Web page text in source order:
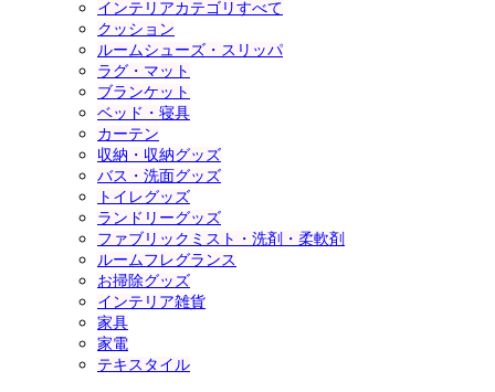
インテリアカテゴリすべて
クッション
ルームシューズ・スリッパ
ラグ・マット
ブランケット
ベッド・寝具
カーテン
収納・収納グッズ
バス・洗面グッズ
トイレグッズ
ランドリーグッズ
ファブリックミスト・洗剤・柔軟剤
ルームフレグランス
お掃除グッズ
インテリア雑貨
家具
家電
テキスタイル